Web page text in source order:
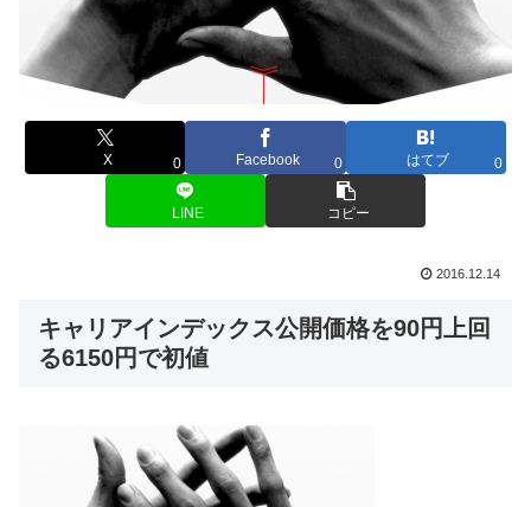
X 0 Facebook 0 はてブ 0
LINE コピー
2016.12.14
キャリアインデックス公開価格を90円上回
る6150円で初値